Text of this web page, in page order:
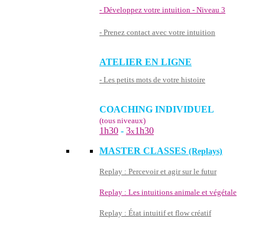
- Développez votre intuition - Niveau 3
- Prenez contact avec votre intuition
ATELIER EN LIGNE
- Les petits mots de votre histoire
COACHING INDIVIDUEL
(tous niveaux)
1h30 - 3x1h30
MASTER CLASSES (Replays)
Replay : Percevoir et agir sur le futur
Replay : Les intuitions animale et végétale
Replay : État intuitif et flow créatif